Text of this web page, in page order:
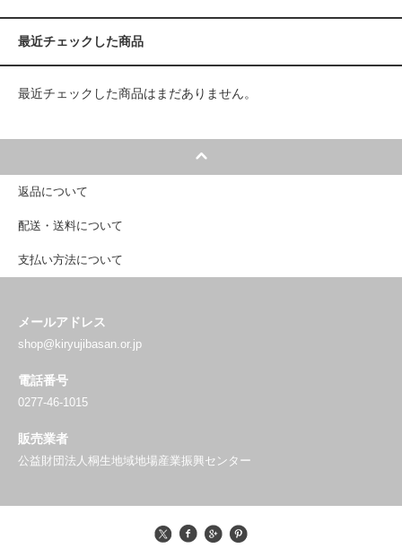
最近チェックした商品
最近チェックした商品はまだありません。
返品について
配送・送料について
支払い方法について
メールアドレス
shop@kiryujibasan.or.jp
電話番号
0277-46-1015
販売業者
公益財団法人桐生地域地場産業振興センター